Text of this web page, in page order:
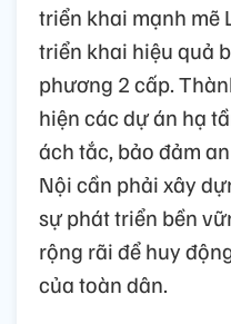
triển khai mạnh mẽ
triển khai hiệu quả
phương 2 cấp.
hiện các dự án hạ
ách tắc, bảo đảm
Nội cần phải xây
sự phát triển bền
rộng rãi để huy
của toàn dân.